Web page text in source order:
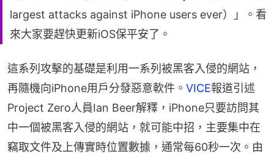
largest attacks against iPhone users ever）」。看
來大家要趕快更新iOS保平安了。
這系列攻擊的基礎是利用一系列被黑客入侵的網站，
再隨機向iPhone用戶分發惡意軟件。 VICE報道引述
Project Zero人員Ian Beer解釋，iPhone只要訪問其
中一個被黑客入侵的網站，就可能中招，主要集中在
竊取文件及上傳實時位置數據，通常每60秒一次。由